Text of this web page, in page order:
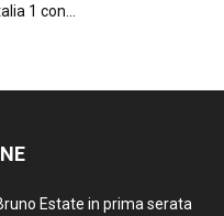
1 con...
Estate in prima serata